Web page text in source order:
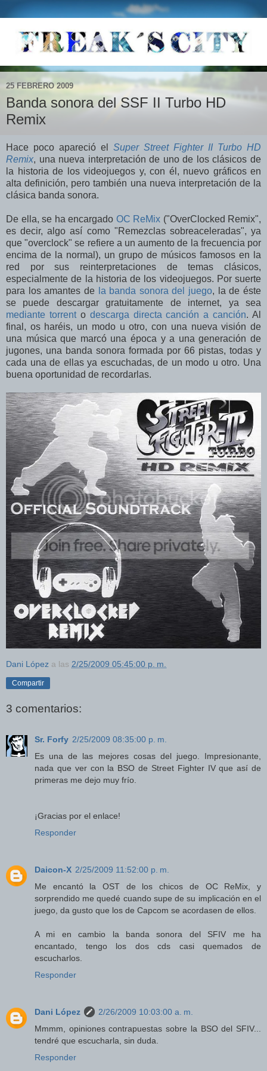
25 FEBRERO 2009
Banda sonora del SSF II Turbo HD
Remix
Hace poco apareció el Super Street Fighter II Turbo HD
Remix, una nueva interpretación de uno de los clásicos de
la historia de los videojuegos y, con él, nuevo gráficos en
alta definición, pero también una nueva interpretación de la
clásica banda sonora.
De ella, se ha encargado OC ReMix ("OverClocked Remix",
es decir, algo así como "Remezclas sobreaceleradas", ya
que "overclock" se refiere a un aumento de la frecuencia por
encima de la normal), un grupo de músicos famosos en la
red por sus reinterpretaciones de temas clásicos,
especialmente de la historia de los videojuegos. Por suerte
para los amantes de la banda sonora del juego, la de éste
se puede descargar gratuitamente de internet, ya sea
mediante torrento descarga directa canción a canción. Al
final, os haréis, un modo u otro, con una nueva visión de
una música que marcó una época y a una generación de
jugones, una banda sonora formada por 66 pistas, todas y
cada una de ellas ya escuchadas, de un modo u otro. Una
buena oportunidad de recordarlas.
Dani López a las 2/25/2009 05:45:00 p. m.
Compartir
3 comentarios:
Sr. Forfy 2/25/2009 08:35:00 p. m.
Es una de las mejores cosas del juego. Impresionante,
nada que ver con la BSO de Street Fighter IV que así de
primeras me dejo muy frío.
¡Gracias por el enlace!
Responder
Daicon-X 2/25/2009 11:52:00 p. m.
Me encantó la OST de los chicos de OC ReMix, y
sorprendido me quedé cuando supe de su implicación en el
juego, da gusto que los de Capcom se acordasen de ellos.
A mi en cambio la banda sonora del SFIV me ha
encantado, tengo los dos cds casi quemados de
escucharlos.
Responder
Dani López
2/26/2009 10:03:00 a. m.
Mmmm, opiniones contrapuestas sobre la BSO del SFIV...
tendré que escucharla, sin duda.
Responder